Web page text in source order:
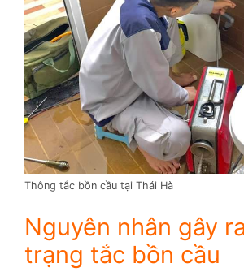
Thông tắc bồn cầu tại Thái Hà
Nguyên nhân gây
trạng tắc bồn cầu